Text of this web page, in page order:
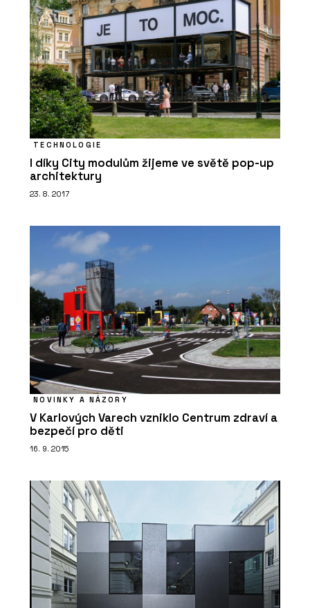
Tvrzený kámen Perlado Bronze –
TechniStone
PRODUKTY
PRODUKTY
Tvrzený kámen Noble Arctic Night –
TechniStone
O FIRMĚ
TechniStone
TECHNOLOGIE
I díky City modulům žijeme ve světě pop-up
architektury
23. 8. 2017
NOVINKY A NÁZORY
V Karlových Varech vzniklo Centrum zdraví a
bezpečí pro děti
16. 9. 2015